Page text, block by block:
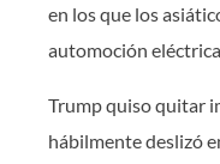
en los que los
automoción
Trump quiso quitar
hábilmente deslizó